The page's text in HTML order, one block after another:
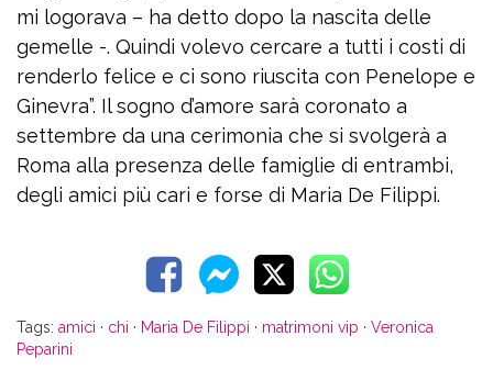
mi logorava – ha detto dopo la nascita delle
gemelle -. Quindi volevo cercare a tutti i costi di
renderlo felice e ci sono riuscita con Penelope e
Ginevra”. Il sogno d’amore sarà coronato a
settembre da una cerimonia che si svolgerà a
Roma alla presenza delle famiglie di entrambi,
degli amici più cari e forse di Maria De Filippi.
Tags: amici · chi · Maria De Filippi · matrimoni vip · Veronica
Peparini